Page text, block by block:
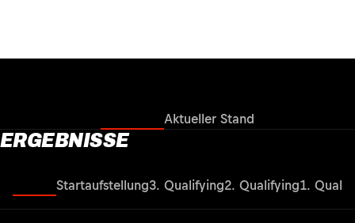
Aktueller Stand
ERGEBNISSE
Startaufstellung3. Qualifying2. Qualifying1.